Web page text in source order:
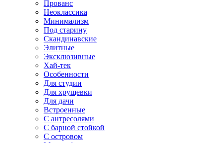
Прованс
Неоклассика
Минимализм
Под старину
Скандинавские
Элитные
Эксклюзивные
Хай-тек
Особенности
Для студии
Для хрущевки
Для дачи
Встроенные
С антресолями
С барной стойкой
С островом